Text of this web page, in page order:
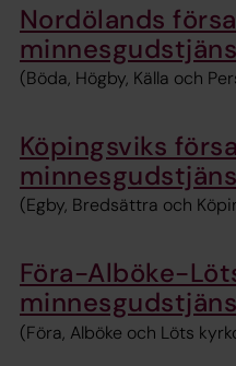
Nordölands
(Böda, Högby, Källa och
Köpingsviks
(Egby, Bredsättra och
Föra-Alböke-
(Föra, Alböke och Löts